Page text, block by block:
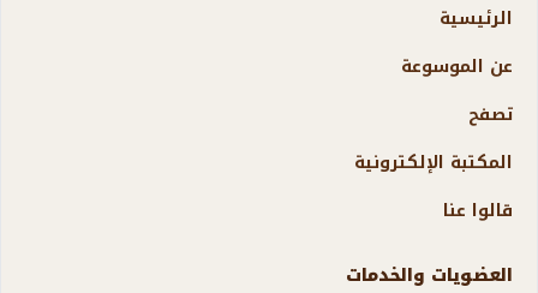
الرئيسية
عن الموسوعة
تصفح
المكتبة الإلكترونية
قالوا عنا
العضويات والخدمات